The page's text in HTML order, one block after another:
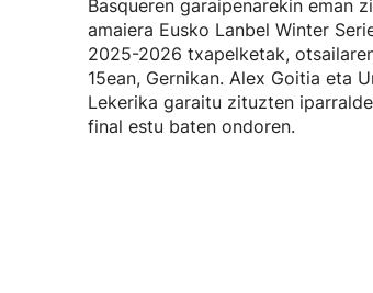
Basqueren garaipenarekin eman
amaiera Eusko Lanbel Winter
2025-2026 txapelketak,
15ean, Gernikan. Alex Goitia eta
Lekerika garaitu zituzten
final estu baten ondoren.